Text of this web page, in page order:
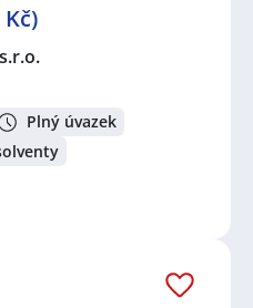
Kč)
Plný úvazek